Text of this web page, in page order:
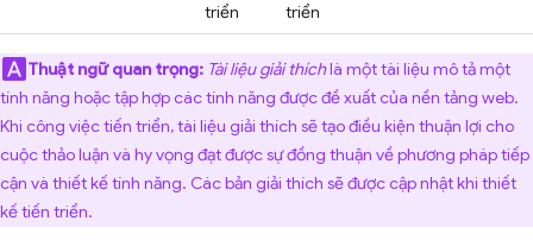
triển
triển
Thuật ngữ quan trọng: Tài liệu giải thíchlà một tài liệu mô tả một
tính năng hoặc tập hợp các tính năng được đề xuất của nền tảng web.
Khi công việc tiến triển, tài liệu giải thích sẽ tạo điều kiện thuận lợi cho
cuộc thảo luận và hy vọng đạt được sự đồng thuận về phương pháp tiếp
cận và thiết kế tính năng. Các bản giải thích sẽ được cập nhật khi thiết
kế tiến triển.